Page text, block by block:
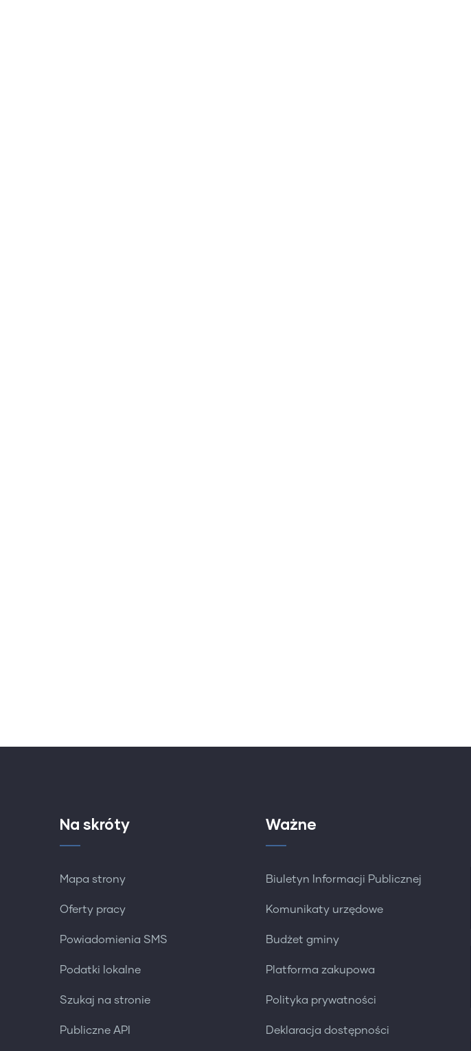
Na skróty
Mapa strony
Oferty pracy
Powiadomienia SMS
Podatki lokalne
Szukaj na stronie
Publiczne API
Ważne
Biuletyn Informacji Publicznej
Komunikaty urzędowe
Budżet gminy
Platforma zakupowa
Polityka prywatności
Deklaracja dostępności